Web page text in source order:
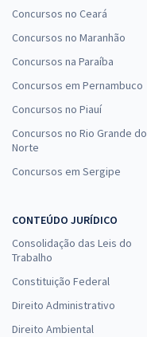
Concursos no Ceará
Concursos no Maranhão
Concursos na Paraíba
Concursos em Pernambuco
Concursos no Piauí
Concursos no Rio Grande do
Norte
Concursos em Sergipe
CONTEÚDO JURÍDICO
Consolidação das Leis do
Trabalho
Constituição Federal
Direito Administrativo
Direito Ambiental